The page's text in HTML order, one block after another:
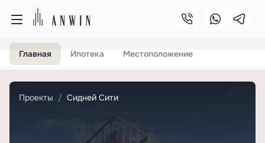
Главная Ипотека Местоположение
Проекты Сидней Сити